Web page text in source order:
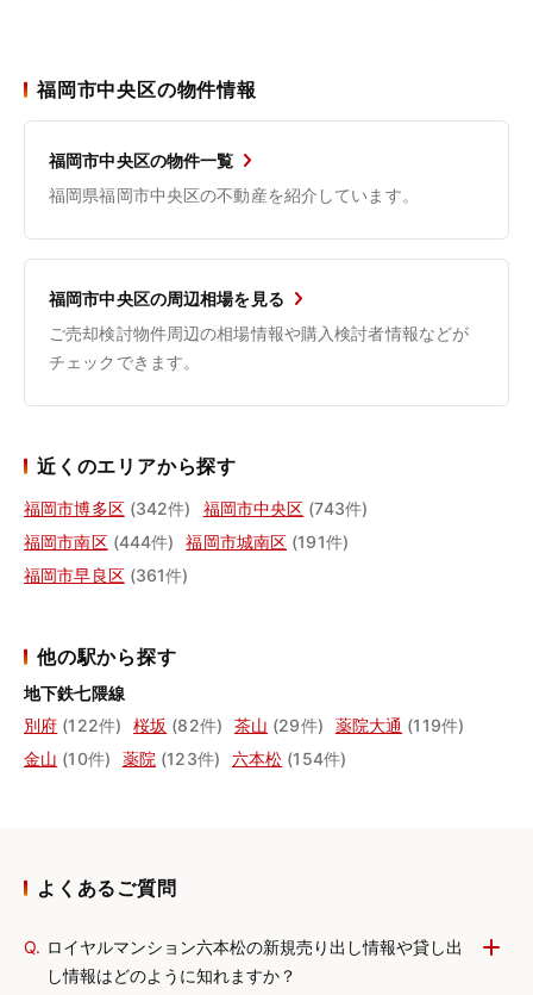
福岡市中央区の物件情報
福岡市中央区の物件一覧
福岡県福岡市中央区の不動産を紹介しています。
福岡市中央区の周辺相場を見る
ご売却検討物件周辺の相場情報や購入検討者情報などが
チェックできます。
近くのエリアから探す
福岡市博多区 (342件) 福岡市中央区 (743件)
福岡市南区 (444件) 福岡市城南区 (191件)
福岡市早良区 (361件)
他の駅から探す
地下鉄七隈線
別府 (122件) 桜坂 (82件) 茶山 (29件) 薬院大通 (119件)
金山 (10件) 薬院 (123件) 六本松 (154件)
よくあるご質問
Q. ロイヤルマンション六本松の新規売り出し情報や貸し出
し情報はどのように知れますか？